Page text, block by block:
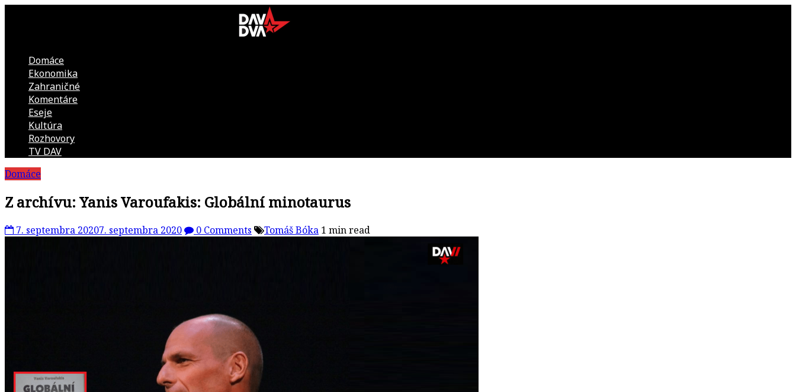
DAV
DVA
kultúrno-
politická
revue
Domáce
Ekonomika
Zahraničné
Komentáre
Eseje
Kultúra
Rozhovory
TV DAV
Domáce
Z archívu: Yanis Varoufakis: Globální minotaurus
7. septembra 20207. septembra 2020 0 Comments Tomáš Bóka 1 min read